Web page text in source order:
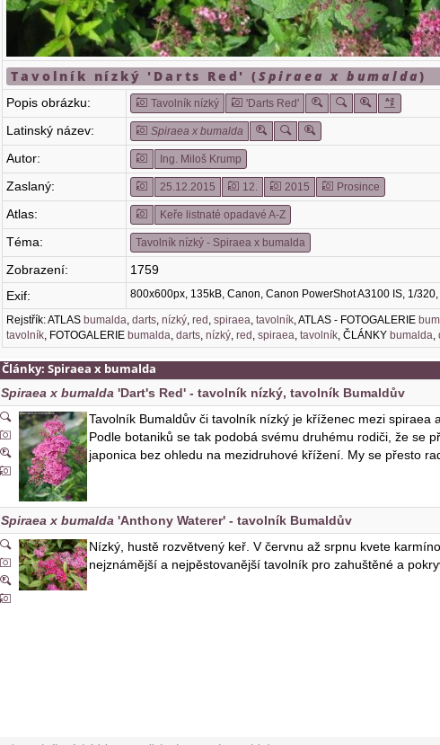
Tavolník nízký 'Darts Red' (Spiraea x bumalda)
Popis obrázku: Tavolník nízký 'Darts Red'
Latinský název: Spiraea x bumalda
Autor: Ing. Miloš Krump
Zaslaný: 25.12.2015 12. 2015 Prosince
Atlas: Keře listnaté opadavé A-Z
Téma: Tavolník nízký - Spiraea x bumalda
Zobrazení:
1759
Exif:
800x600px, 135kB, Canon, Canon PowerShot A3100 IS, 1/320,
Rejstřík: ATLASbumalda ,darts ,nízký ,red ,spiraea ,tavolník , ATLAS - FOTOGALERIE
tavolník , FOTOGALERIEbumalda ,darts ,nízký ,red ,spiraea ,tavolník , ČLÁNKYbumalda ,
Články:Spiraea x bumalda
Spiraea x bumalda 'Dart's Red' - tavolník nízký, tavolník Bumaldův
Tavolník Bumaldův či tavolník nízký je kříženec mezi spiraea
Podle botaniků se tak podobá svému druhému rodiči, že se
japonica bez ohledu na mezidruhové křížení. My se přesto
Spiraea x bumalda 'Anthony Waterer' - tavolník Bumaldův
Nízký, hustě rozvětvený keř. V červnu až srpnu kvete
nejznámější a nejpěstovanější tavolník pro zahuštěné a